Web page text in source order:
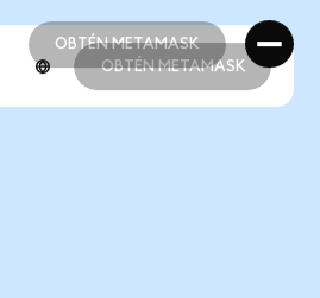
OBTÉN METAMASK
OBTÉN METAMASK
OBTÉN METAMASK